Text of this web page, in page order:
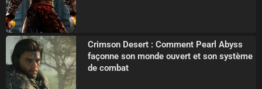
Crimson Desert : Comment Pearl Abyss
façonne son monde ouvert et son système
de combat